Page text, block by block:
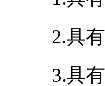
2.具
3.具